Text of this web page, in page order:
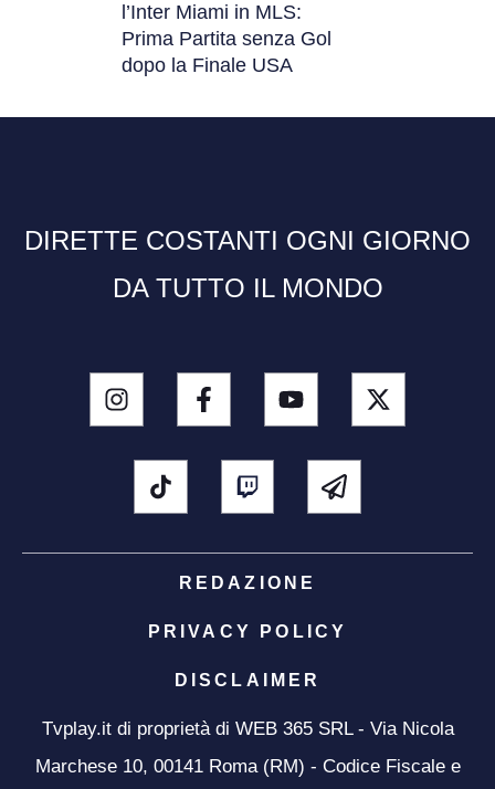
l’Inter Miami in MLS:
Prima Partita senza Gol
dopo la Finale USA
DIRETTE COSTANTI OGNI GIORNO
DA TUTTO IL MONDO
REDAZIONE
PRIVACY POLICY
DISCLAIMER
Tvplay.it di proprietà di WEB 365 SRL - Via Nicola
Marchese 10, 00141 Roma (RM) - Codice Fiscale e